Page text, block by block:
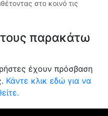
στο κοινό τις
παρακάτω
έχουν πρόσβαση
Κάντε κλικ εδώ για να